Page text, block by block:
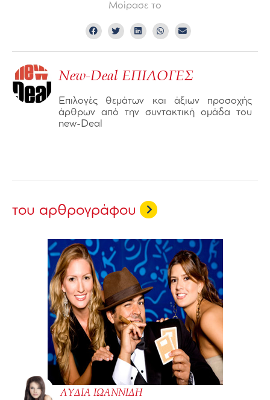
Μοίρασε το
New-Deal ΕΠΙΛΟΓΕΣ
Επιλογές θεμάτων και άξιων προσοχής
άρθρων από την συντακτική ομάδα του
new-Deal
του αρθρογράφου
ΛΥΔΙΑ ΙΩΑΝΝΙΔΗ